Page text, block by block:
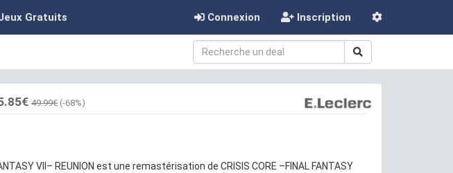
Gratuits Connexion Inscription
49.99€ (-68%)
VII– REUNION est une remastérisation de CRISIS CORE –FINAL FANTASY